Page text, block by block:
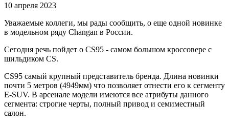
10 апреля 2023
Уважаемые коллеги, мы рады сообщить, о еще одной новинке
в модельном ряду Сhangan в России.
Сегодня речь пойдет о CS95 - самом большом кроссовере с
шильдиком CS.
CS95 самый крупный представитель бренда. Длина новинки
почти 5 метров (4949мм) что позволяет отнести его к сегменту
E-SUV. В арсенале модели имеются все атрибуты данного
сегмента: строгие черты, полный привод и семиместный
салон.